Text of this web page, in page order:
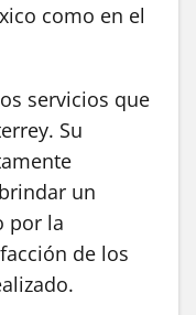
como en el
servicios que
Su
un
por la
de los